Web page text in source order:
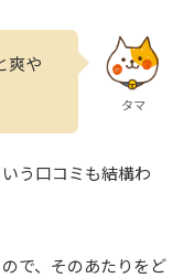
爽や
タマ
う口コミも結構わ
で、そのあたりをど